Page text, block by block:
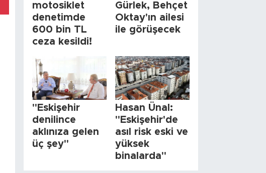
motosiklet
denetimde
600 bin TL
ceza kesildi!
Gürlek, Behçet
Oktay'ın ailesi
ile görüşecek
"Eskişehir
denilince
aklınıza gelen
üç şey"
Hasan Ünal:
"Eskişehir'de
asıl risk eski ve
yüksek
binalarda"